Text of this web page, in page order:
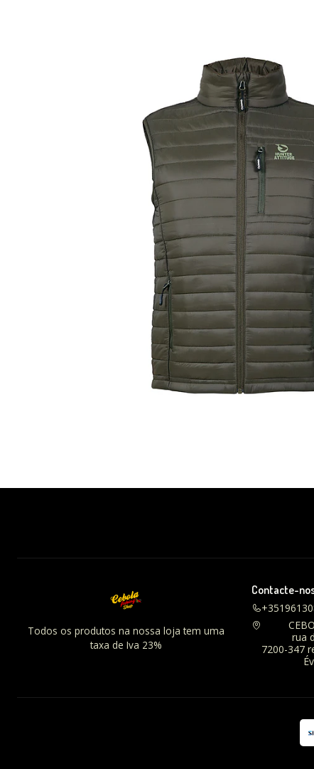
Todos os produtos na nossa loja tem uma
taxa de Iva 23%
Contacte-
rua
7200-347